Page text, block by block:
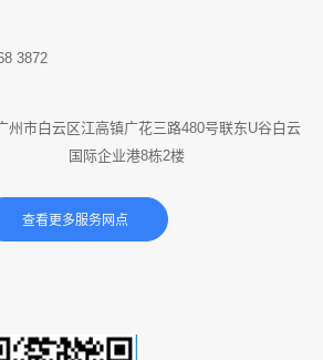
3872
州市白云区江高镇广花三路480号联东U谷白云
国际企业港8栋2楼